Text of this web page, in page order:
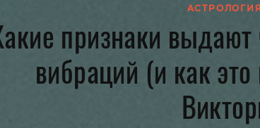
АСТРОЛОГИЯ
признаки
вибраций (и как